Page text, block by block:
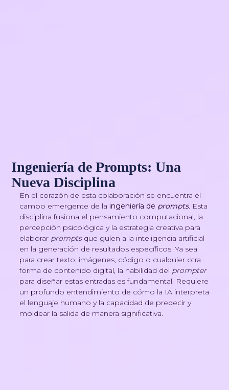
Ingeniería de Prompts: Una
Nueva Disciplina
En el corazón de esta colaboración se encuentra el
campo emergente de la ingeniería de prompts. Esta
disciplina fusiona el pensamiento computacional, la
percepción psicológica y la estrategia creativa para
elaborar promptsque guíen a la inteligencia artificial
en la generación de resultados específicos. Ya sea
para crear texto, imágenes, código o cualquier otra
forma de contenido digital, la habilidad del prompter
para diseñar estas entradas es fundamental. Requiere
un profundo entendimiento de cómo la IA interpreta
el lenguaje humano y la capacidad de predecir y
moldear la salida de manera significativa.